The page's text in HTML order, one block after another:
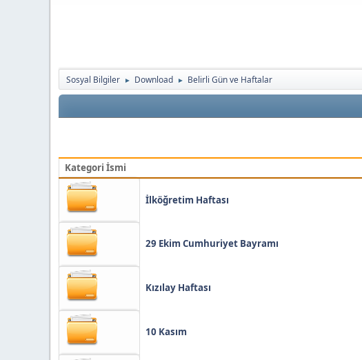
Sosyal Bilgiler ► Download ► Belirli Gün ve Haftalar
Kategori İsmi
İlköğretim Haftası
29 Ekim Cumhuriyet Bayramı
Kızılay Haftası
10 Kasım